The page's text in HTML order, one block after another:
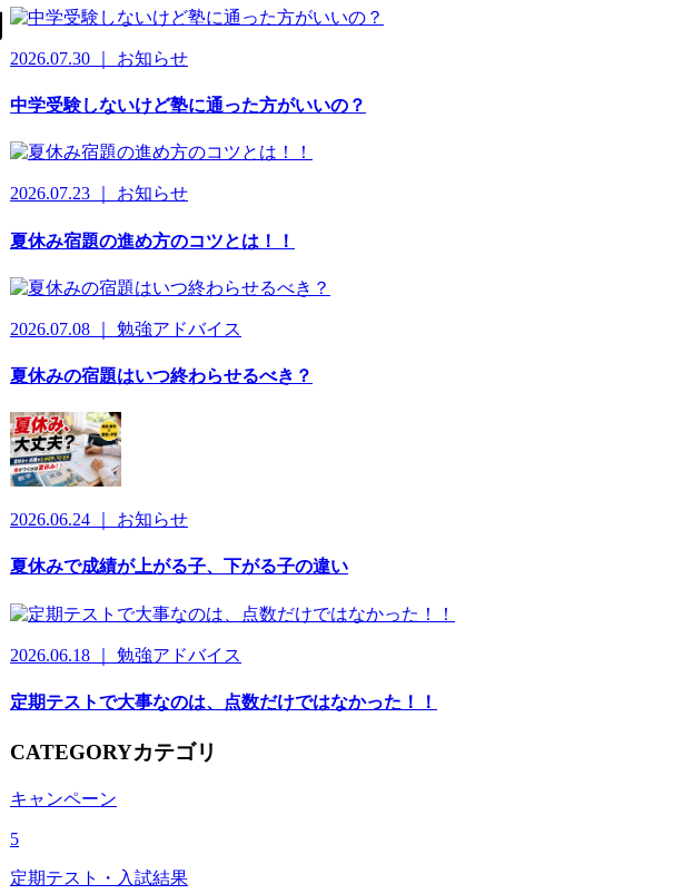
2026.07.30 ｜ お知らせ
中学受験しないけど塾に通った方がいいの？
2026.07.23 ｜ お知らせ
夏休み宿題の進め方のコツとは！！
2026.07.08 ｜ 勉強アドバイス
夏休みの宿題はいつ終わらせるべき？
2026.06.24 ｜ お知らせ
夏休みで成績が上がる子、下がる子の違い
2026.06.18 ｜ 勉強アドバイス
定期テストで大事なのは、点数だけではなかった！！
CATEGORYカテゴリ
キャンペーン
5
定期テスト・入試結果